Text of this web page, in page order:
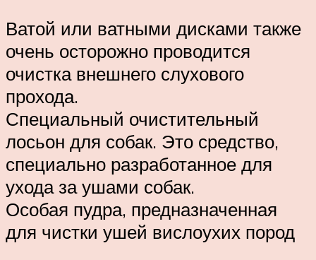
Ватой или ватными дисками также
очень осторожно проводится
очистка внешнего слухового
прохода.
Специальный очистительный
лосьон для собак. Это средство,
специально разработанное для
ухода за ушами собак.
Особая пудра, предназначенная
для чистки ушей вислоухих пород